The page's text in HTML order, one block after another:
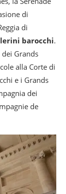
di
di
barocchi.
Grands
alla Corte di
e i Grands
dei
de